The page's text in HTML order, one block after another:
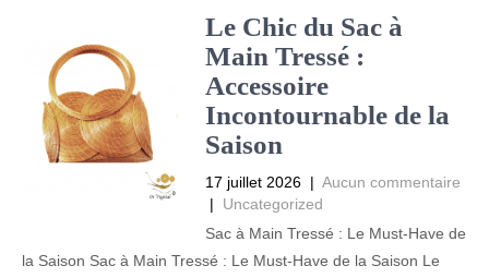
Le Chic du Sac à
Main Tressé :
Accessoire
Incontournable de la
Saison
17 juillet 2026 | Aucun commentaire
| Uncategorized
Sac à Main Tressé : Le Must-Have de
la Saison Sac à Main Tressé : Le Must-Have de la Saison Le